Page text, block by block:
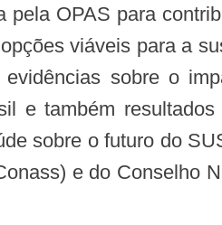
pela OPAS para
viáveis para a
sobre o
e também
sobre o futuro do
e do Conselho